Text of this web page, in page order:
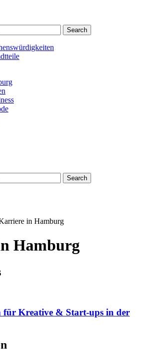
Search
Search
in Hamburg
Hamburg
für Kreative & Start-ups in der